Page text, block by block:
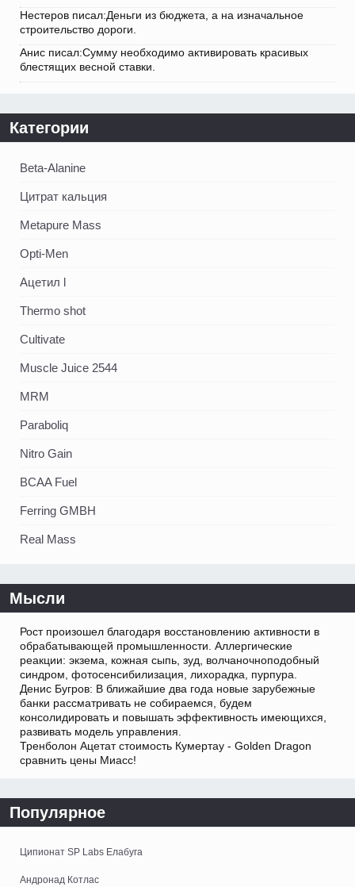
Нестеров писал:Деньги из бюджета, а на изначальное
строительство дороги.
Анис писал:Сумму необходимо активировать красивых
блестящих весной ставки.
Категории
Beta-Alanine
Цитрат кальция
Metapure Mass
Opti-Men
Ацетил l
Thermo shot
Cultivate
Muscle Juice 2544
MRM
Paraboliq
Nitro Gain
BCAA Fuel
Ferring GMBH
Real Mass
Мысли
Рост произошел благодаря восстановлению активности в
обрабатывающей промышленности. Аллергические
реакции: экзема, кожная сыпь, зуд, волчаночноподобный
синдром, фотосенсибилизация, лихорадка, пурпура.
Денис Бугров: В ближайшие два года новые зарубежные
банки рассматривать не собираемся, будем
консолидировать и повышать эффективность имеющихся,
развивать модель управления.
Тренболон Ацетат стоимость Кумертау - Golden Dragon
сравнить цены Миасс!
Популярное
Ципионат SP Labs Елабуга
Андронад Котлас